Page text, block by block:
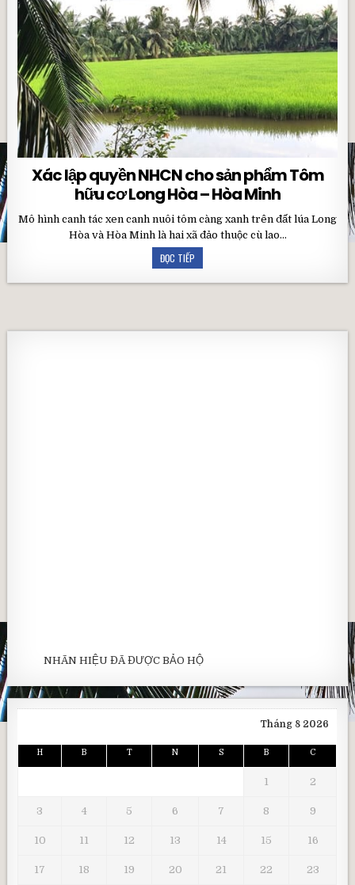
Xác lập quyền NHCN cho sản phẩm Tôm
hữu cơ Long Hòa – Hòa Minh
Mô hình canh tác xen canh nuôi tôm càng xanh trên đất lúa Long
Hòa và Hòa Minh là hai xã đảo thuộc cù lao…
ĐỌC TIẾP
NHÃN HIỆU ĐÃ ĐƯỢC BẢO HỘ
Tháng 8 2026
H B T N S B C
1 2
3 4 5 6 7 8 9
10 11 12 13 14 15 16
17 18 19 20 21 22 23